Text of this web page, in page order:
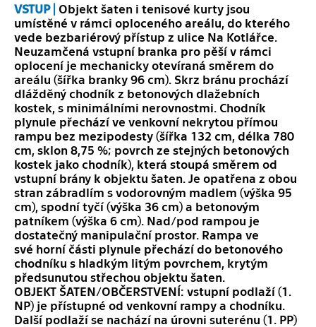
VSTUP | Objekt šaten i tenisové kurty jsou
umístěné v rámci oploceného areálu, do kterého
vede bezbariérový přístup z ulice Na Kotlářce.
Neuzamčená vstupní branka pro pěší v rámci
oplocení je mechanicky otevíraná směrem do
areálu (šířka branky 96 cm). Skrz bránu prochází
dlážděný chodník z betonových dlažebních
kostek, s minimálními nerovnostmi. Chodník
plynule přechází ve venkovní nekrytou přímou
rampu bez mezipodesty (šířka 132 cm, délka 780
cm, sklon 8,75 %; povrch ze stejných betonových
kostek jako chodník), která stoupá směrem od
vstupní brány k objektu šaten. Je opatřena z obou
stran zábradlím s vodorovným madlem (výška 95
cm), spodní tyčí (výška 36 cm) a betonovým
patníkem (výška 6 cm). Nad/pod rampou je
dostatečný manipulační prostor. Rampa ve
své horní části plynule přechází do betonového
chodníku s hladkým litým povrchem, krytým
předsunutou střechou objektu šaten.
OBJEKT ŠATEN/OBČERSTVENÍ: vstupní podlaží (1.
NP) je přístupné od venkovní rampy a chodníku.
Další podlaží se nachází na úrovni suterénu (1. PP)